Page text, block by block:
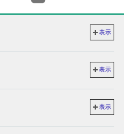
表示
表示
表示